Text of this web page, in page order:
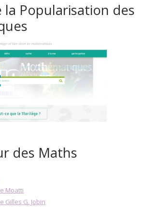
la Popularisation des
des Maths
Moatti
Gilles G. Jobin